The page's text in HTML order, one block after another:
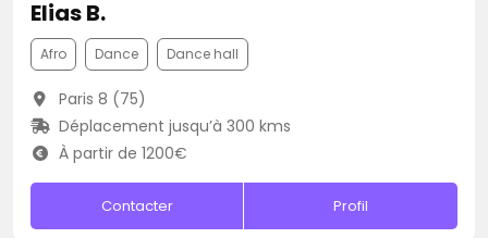
Elias B.
Afro Dance Dance hall
Paris 8 (75)
Déplacement jusqu’à 300 kms
À partir de 1200€
Contacter Profil